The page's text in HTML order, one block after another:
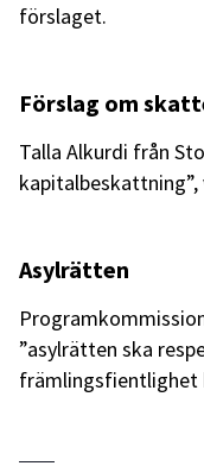
förslaget.
Förslag om
Talla Alkurdi från
Asylrätten
”asylrätten ska
främlingsfientlighet